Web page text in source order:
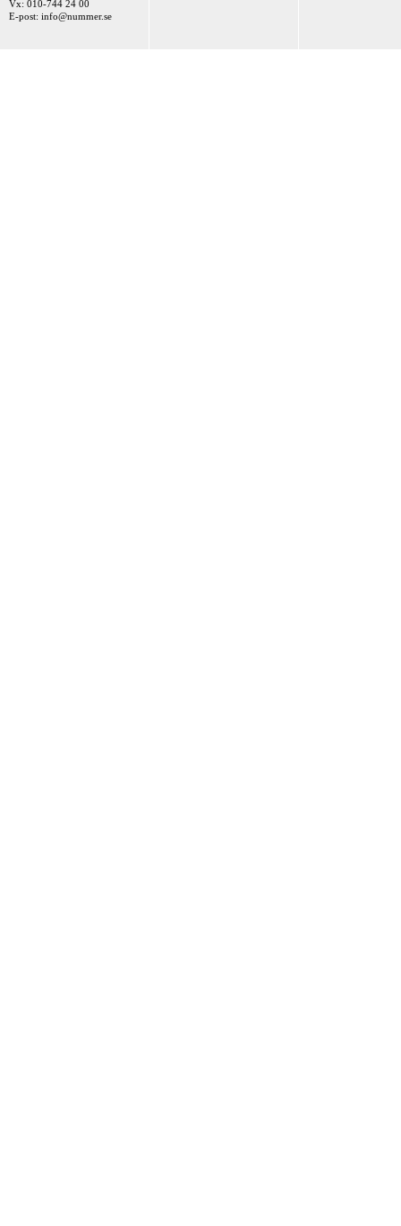
Vx: 010-744 24 00
E-post: info@nummer.se